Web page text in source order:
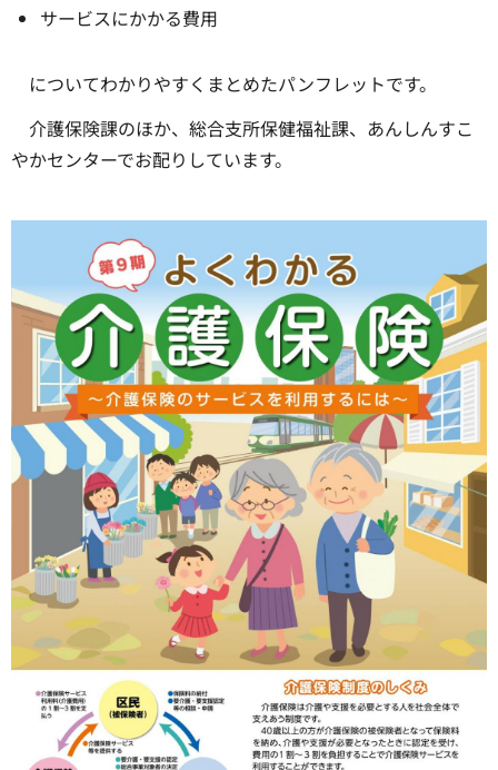
サービスにかかる費用
についてわかりやすくまとめたパンフレットです。
介護保険課のほか、総合支所保健福祉課、あんしんすこ
やかセンターでお配りしています。